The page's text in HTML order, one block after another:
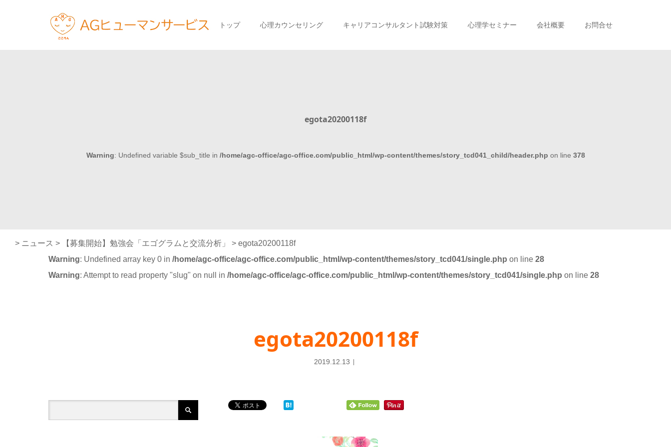
トップ 心理カウンセリング キャリアコンサルタント試験対策 心理学セミナー 会社概要 お問合せ
egota20200118f
Warning: Undefined variable $sub_title in /home/agc-office/agc-office.com/public_html/wp-content/themes/story_tcd041_child/header.php on line 378
> ニュース > 【募集開始】勉強会「エゴグラムと交流分析」 > egota20200118f
Warning: Undefined array key 0 in /home/agc-office/agc-office.com/public_html/wp-content/themes/story_tcd041/single.php on line 28
Warning: Attempt to read property "slug" on null in /home/agc-office/agc-office.com/public_html/wp-content/themes/story_tcd041/single.php on line 28
egota20200118f
2019.12.13